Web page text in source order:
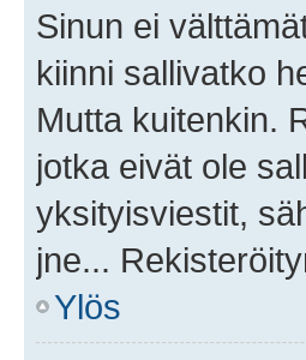
Sinun ei
kiinni sallivatko
Mutta kuitenkin.
jotka eivät ole
yksityisviestit,
jne...
Ylös